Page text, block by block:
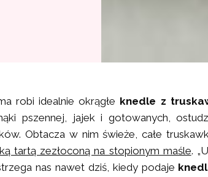
robi idealnie okrągłe knedle z
pszennej, jajek i gotowanych,
Obtacza w nim świeże, całe
tartą zezłoconą na stopionym maśle.
nas nawet dziś, kiedy podaje